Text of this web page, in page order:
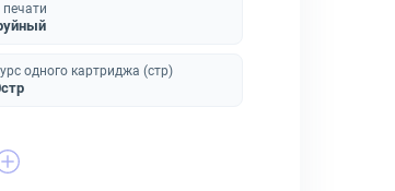
печати
одного картриджа (стр)